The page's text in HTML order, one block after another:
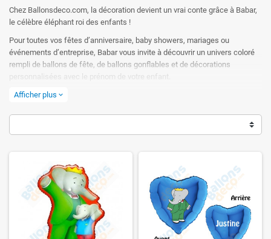
Chez Ballonsdeco.com, la décoration devient un vrai conte grâce à Babar,
le célèbre éléphant roi des enfants !
Pour toutes vos fêtes d’anniversaire, baby showers, mariages ou
événements d’entreprise, Babar vous invite à découvrir un univers coloré
rempli de ballons de fête, de ballons gonflables et de décorations
personnalisées avec le prénom de votre enfant.
Notre boutique en ligne vous propose un vaste choix de ballons en latex,
installer avec des solutions simple.
Chez Ballonsdeco.com, chaque ballon est choisi pour sa qualité, sa
Imaginez Babar préparant la fête de ses amis : des ballons dorés pour le
trône, des ballons roses pour Céleste et des ballons bleus pour les petits
éléphants !
Avec Ballonsdeco.com, vous pouvez créer la même ambiance magique
chez vous avec quelque ballons.
Afficher plus expand_more